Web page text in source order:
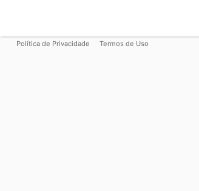
Política de Privacidade Termos de Uso